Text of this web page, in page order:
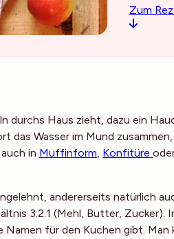
Zum
durchs Haus zieht, dazu ein
das Wasser im Mund
in Muffinform, Konfitüre
andererseits natürlich
3:2:1 (Mehl, Butter, Zucker).
für den Kuchen gibt. Man